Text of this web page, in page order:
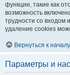
функции, такие как
возможность
трудности со
удаление cookies
Вернуться к началу
Параметры и